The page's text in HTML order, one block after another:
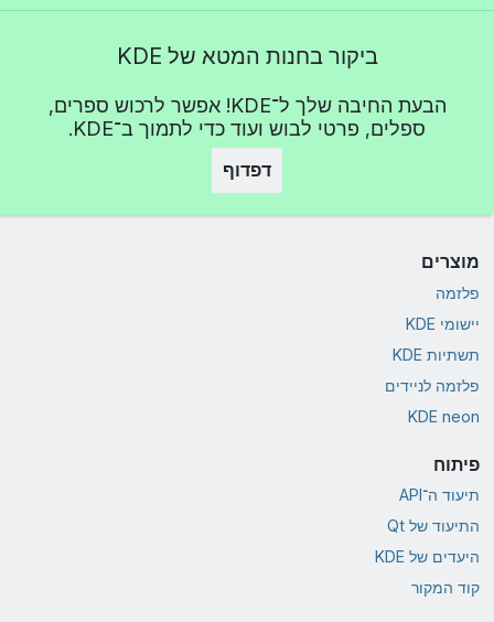
ביקור בחנות המטא של KDE
הבעת החיבה שלך ל־KDE! אפשר לרכוש ספרים,
ספלים, פרטי לבוש ועוד כדי לתמוך ב־KDE.
דפדוף
מוצרים
פלזמה
יישומי KDE
תשתיות KDE
פלזמה לניידים
KDE neon
פיתוח
תיעוד ה־API
התיעוד של Qt
היעדים של KDE
קוד המקור